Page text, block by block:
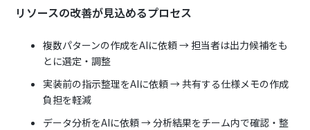
リソースの改善が見込めるプロセス
複数パターンの作成をAIに依頼 → 担当者は出力候補をも
とに選定・調整
実装前の指示整理をAIに依頼 → 共有する仕様メモの作成
負担を軽減
データ分析をAIに依頼 → 分析結果をチーム内で確認・整